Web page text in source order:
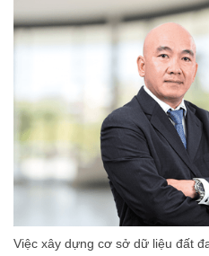
Việc xây dựng cơ sở dữ liệu đất